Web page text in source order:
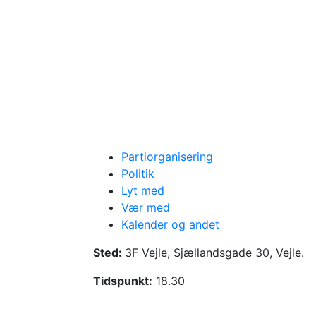
Partiorganisering
Politik
Lyt med
Vær med
Kalender og andet
Dagsorden ifølge vedtægterne. Sted:
Sted: 3F Vejle, Sjællandsgade 30, Vejle.
Tidspunkt: 18.30